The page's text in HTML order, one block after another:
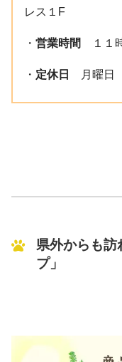
レス１F
・ 営業時間 １１
・ 定休日 月曜日
県外からも訪
プ」